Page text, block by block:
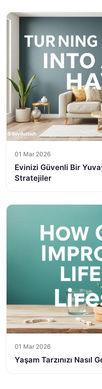
01 Mar 2026
Evinizi Güvenli Bir
Stratejiler
01 Mar 2026
Yaşam Tarzınızı Nasıl